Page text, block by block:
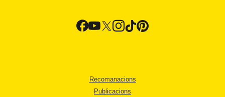
Recomanacions
Publicacions